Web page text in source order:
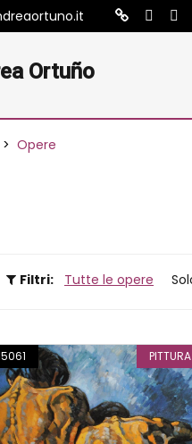
Ortuño
Opere
Filtri: Tutte le opere
PITTURA